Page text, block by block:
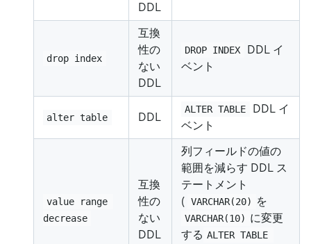
DDL
drop index
互換
性の
ない
DDL
DROP INDEX
DDL イ
ベント
alter table DDL
ALTER TABLE
DDL イ
ベント
value range
decrease
互換
性の
ない
DDL
列フィールドの値の
範囲を減らす DDL ス
テートメント
( VARCHAR(20) を
VARCHAR(10) に変更
する ALTER TABLE